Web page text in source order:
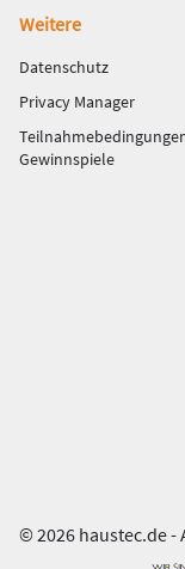
Weitere
Datenschutz
Privacy Manager
Gewinnspiele
© 2026 haustec.de -